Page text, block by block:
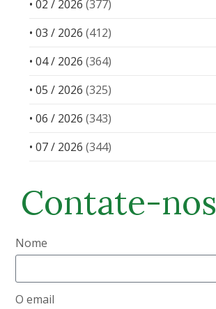
• 02 / 2026 (377)
• 03 / 2026 (412)
• 04 / 2026 (364)
• 05 / 2026 (325)
• 06 / 2026 (343)
• 07 / 2026 (344)
Contate-nos
Nome
O email